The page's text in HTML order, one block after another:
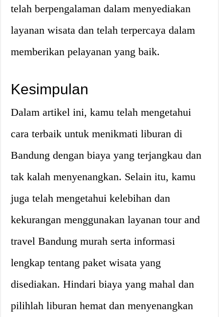
telah berpengalaman dalam menyediakan
layanan wisata dan telah terpercaya dalam
memberikan pelayanan yang baik.
Kesimpulan
Dalam artikel ini, kamu telah mengetahui
cara terbaik untuk menikmati liburan di
Bandung dengan biaya yang terjangkau dan
tak kalah menyenangkan. Selain itu, kamu
juga telah mengetahui kelebihan dan
kekurangan menggunakan layanan tour and
travel Bandung murah serta informasi
lengkap tentang paket wisata yang
disediakan. Hindari biaya yang mahal dan
pilihlah liburan hemat dan menyenangkan